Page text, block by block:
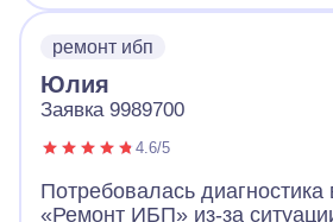
ремонт ибп
Юлия
Заявка 9989700
4.6/5
Потребовалась диагностика
«Ремонт ИБП» из-за